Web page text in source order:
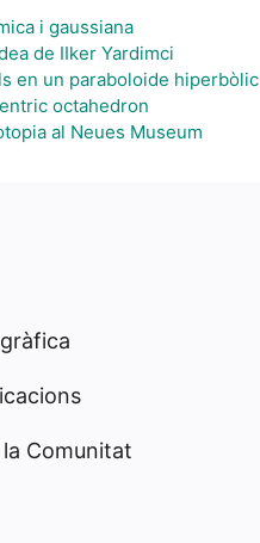
i gaussiana
de IIker Yardimci
en un paraboloide hiperbòlic
octahedron
al Neues Museum
Comunitat